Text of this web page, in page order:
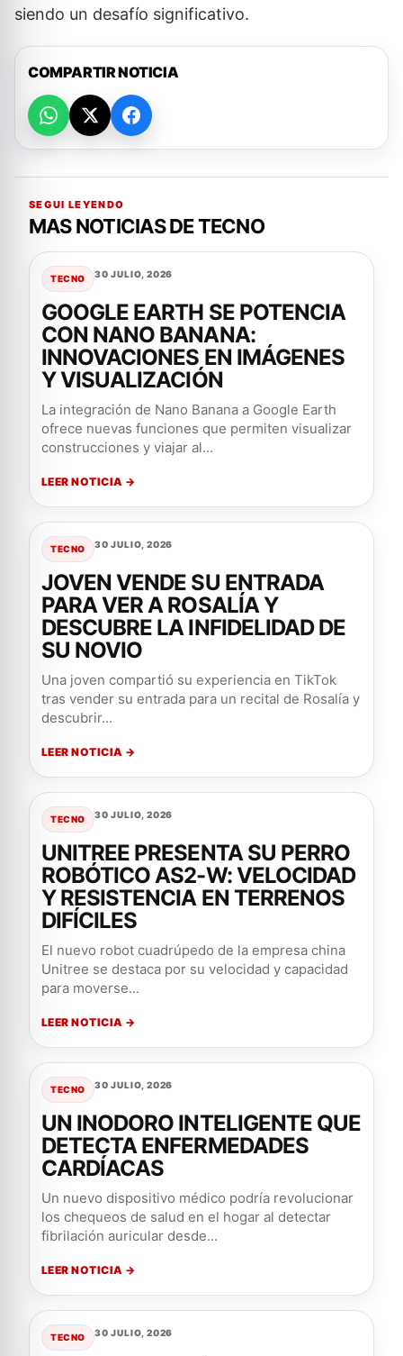
siendo un desafío significativo.
COMPARTIR NOTICIA
SEGUI LEYENDO
MAS NOTICIAS DE TECNO
TECNO 30 JULIO, 2026
GOOGLE EARTH SE POTENCIA
CON NANO BANANA:
INNOVACIONES EN IMÁGENES
Y VISUALIZACIÓN
La integración de Nano Banana a Google Earth
ofrece nuevas funciones que permiten visualizar
construcciones y viajar al...
LEER NOTICIA →
TECNO 30 JULIO, 2026
JOVEN VENDE SU ENTRADA
PARA VER A ROSALÍA Y
DESCUBRE LA INFIDELIDAD DE
SU NOVIO
Una joven compartió su experiencia en TikTok
tras vender su entrada para un recital de Rosalía y
descubrir...
LEER NOTICIA →
TECNO 30 JULIO, 2026
UNITREE PRESENTA SU PERRO
ROBÓTICO AS2-W: VELOCIDAD
Y RESISTENCIA EN TERRENOS
DIFÍCILES
El nuevo robot cuadrúpedo de la empresa china
Unitree se destaca por su velocidad y capacidad
para moverse...
LEER NOTICIA →
TECNO 30 JULIO, 2026
UN INODORO INTELIGENTE QUE
DETECTA ENFERMEDADES
CARDÍACAS
Un nuevo dispositivo médico podría revolucionar
los chequeos de salud en el hogar al detectar
fibrilación auricular desde...
LEER NOTICIA →
TECNO 30 JULIO, 2026